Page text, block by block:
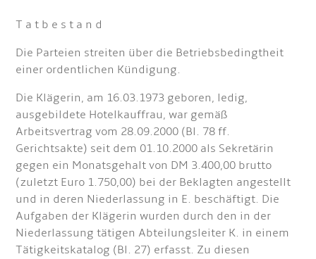
T a t b e s t a n d
Die Parteien streiten über die Betriebsbedingtheit
einer ordentlichen Kündigung.
Die Klägerin, am 16.03.1973 geboren, ledig,
ausgebildete Hotelkauffrau, war gemäß
Arbeitsvertrag vom 28.09.2000 (Bl. 78 ff.
Gerichtsakte) seit dem 01.10.2000 als Sekretärin
gegen ein Monatsgehalt von DM 3.400,00 brutto
(zuletzt Euro 1.750,00) bei der Beklagten angestellt
und in deren Niederlassung in E. beschäftigt. Die
Aufgaben der Klägerin wurden durch den in der
Niederlassung tätigen Abteilungsleiter K. in einem
Tätigkeitskatalog (Bl. 27) erfasst. Zu diesen